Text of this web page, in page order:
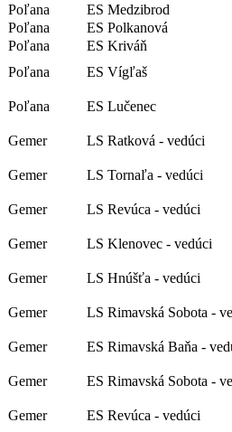
Poľana
ES Medzibrod
Poľana
ES Polkanová
Poľana
ES Kriváň
Poľana
ES Vígľaš
Poľana
ES Lučenec
Gemer
LS Ratková - vedúci
Gemer
LS Tornaľa - vedúci
Gemer
LS Revúca - vedúci
Gemer
LS Klenovec - vedúci
Gemer
LS Hnúšťa - vedúci
Gemer
LS Rimavská Sobota -
Gemer
ES Rimavská Baňa -
Gemer
ES Rimavská Sobota -
Gemer
ES Revúca - vedúci